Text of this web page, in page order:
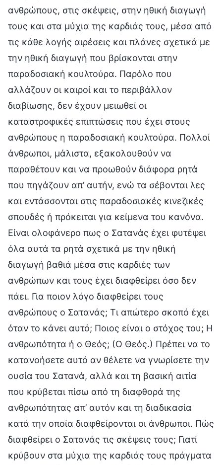
ανθρώπους, στις σκέψεις, στην ηθική διαγωγή
τους και στα μύχια της καρδιάς τους, μέσα από
τις κάθε λογής αιρέσεις και πλάνες σχετικά με
την ηθική διαγωγή που βρίσκονται στην
παραδοσιακή κουλτούρα. Παρόλο που
αλλάζουν οι καιροί και το περιβάλλον
διαβίωσης, δεν έχουν μειωθεί οι
καταστροφικές επιπτώσεις που έχει στους
ανθρώπους η παραδοσιακή κουλτούρα. Πολλοί
άνθρωποι, μάλιστα, εξακολουθούν να
παραθέτουν και να προωθούν διάφορα ρητά
που πηγάζουν απ’ αυτήν, ενώ τα σέβονται λες
και εντάσσονται στις παραδοσιακές κινεζικές
σπουδές ή πρόκειται για κείμενα του κανόνα.
Είναι ολοφάνερο πως ο Σατανάς έχει φυτέψει
όλα αυτά τα ρητά σχετικά με την ηθική
διαγωγή βαθιά μέσα στις καρδιές των
ανθρώπων και τους έχει διαφθείρει όσο δεν
πάει. Για ποιον λόγο διαφθείρει τους
ανθρώπους ο Σατανάς; Τι απώτερο σκοπό έχει
όταν το κάνει αυτό; Ποιος είναι ο στόχος του; Η
ανθρωπότητα ή ο Θεός; (Ο Θεός.) Πρέπει να το
κατανοήσετε αυτό αν θέλετε να γνωρίσετε την
ουσία του Σατανά, αλλά και τη βασική αιτία
που κρύβεται πίσω από τη διαφθορά της
ανθρωπότητας απ’ αυτόν και τη διαδικασία
κατά την οποία διαφθείρονται οι άνθρωποι. Πώς
διαφθείρει ο Σατανάς τις σκέψεις τους; Γιατί
κρύβουν στα μύχια της καρδιάς τους πράγματα